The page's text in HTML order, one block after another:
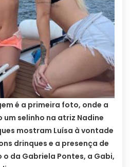
é a primeira foto, onde a
selinho na atriz Nadine
mostram Luísa à vontade
drinques e a presença de
da Gabriela Pontes, a Gabi,